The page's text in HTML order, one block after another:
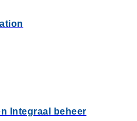
Integraal beheer